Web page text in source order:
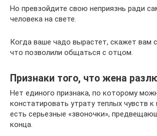
Но превзойдите свою неприязнь ради
человека на свете.
Когда ваше чадо вырастет, скажет вам
что позволили общаться с отцом.
Признаки того, что жена
Нет единого признака, по которому
констатировать утрату теплых чувств к
есть серьезные «звоночки»,
конца.